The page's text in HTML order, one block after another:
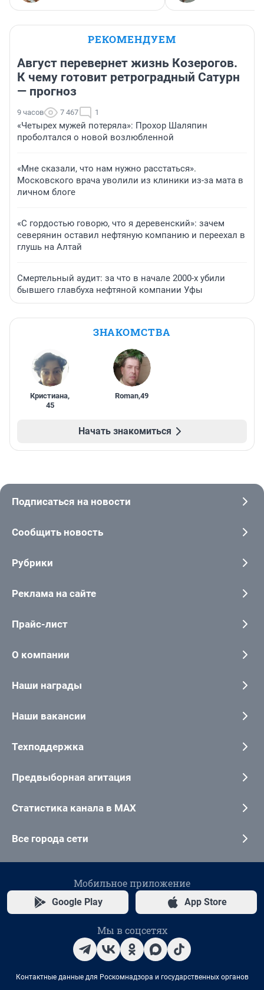
РЕКОМЕНДУЕМ
Август перевернет жизнь Козерогов.
К чему готовит ретроградный Сатурн
— прогноз
9 часов 7 467 1
«Четырех мужей потеряла»: Прохор Шаляпин
проболтался о новой возлюбленной
«Мне сказали, что нам нужно расстаться».
Московского врача уволили из клиники из-за мата в
личном блоге
«С гордостью говорю, что я деревенский»: зачем
северянин оставил нефтяную компанию и переехал в
глушь на Алтай
Смертельный аудит: за что в начале 2000-х убили
бывшего главбуха нефтяной компании Уфы
ЗНАКОМСТВА
Кристиана,
45
Roman,49
Начать знакомиться
Подписаться на новости
Сообщить новость
Рубрики
Реклама на сайте
Прайс-лист
О компании
Наши награды
Наши вакансии
Техподдержка
Предвыборная агитация
Статистика канала в MAX
Все города сети
Мобильное приложение
Google Play App Store
Мы в соцсетях
Контактные данные для Роскомнадзора и государственных органов